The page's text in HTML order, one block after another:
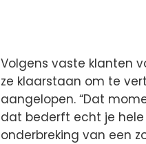
Volgens vaste klanten
ze klaarstaan om te
aangelopen. “Dat
dat bederft echt je hele
onderbreking van een